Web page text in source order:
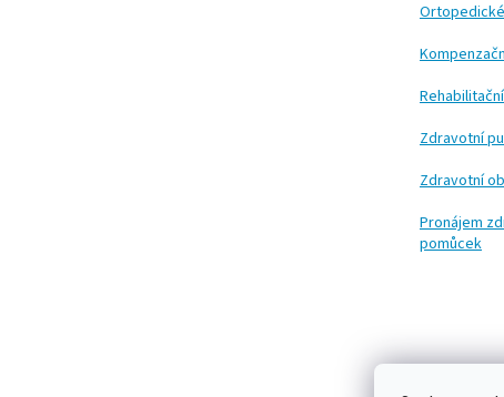
Zdravotní
Zdravotní
Pronájem
pomůcek